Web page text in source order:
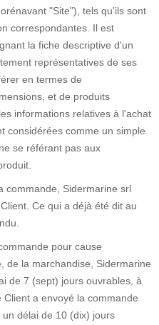
"Site"), tels qu'ils sont
correspondantes. Il est
la fiche descriptive d'un
représentatives de ses
en termes de
et de produits
informations relatives à l'achat
considérées comme un simple
se référant pas aux
commande, Sidermarine srl
Ce qui a déjà été dit au
pour cause
de la marchandise, Sidermarine
de 7 (sept) jours ouvrables, à
a envoyé la commande
délai de 10 (dix) jours